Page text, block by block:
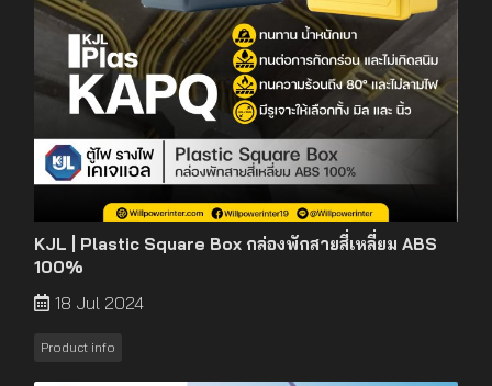
KJL | Plastic Square Box กล่องพักสายสี่เหลี่ยม ABS
100%
18 Jul 2024
Product info